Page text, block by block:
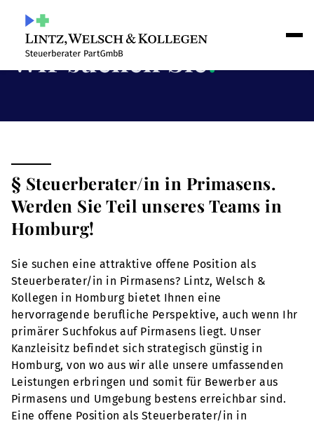
Wir suchen Sie!
§ Steuerberater/in in Primasens.
Werden Sie Teil unseres Teams in
Homburg!
Sie suchen eine attraktive offene Position als
Steuerberater/in in Pirmasens? Lintz, Welsch &
Kollegen in Homburg bietet Ihnen eine
hervorragende berufliche Perspektive, auch wenn Ihr
primärer Suchfokus auf Pirmasens liegt. Unser
Kanzleisitz befindet sich strategisch günstig in
Homburg, von wo aus wir alle unsere umfassenden
Leistungen erbringen und somit für Bewerber aus
Pirmasens und Umgebung bestens erreichbar sind.
Eine offene Position als Steuerberater/in in